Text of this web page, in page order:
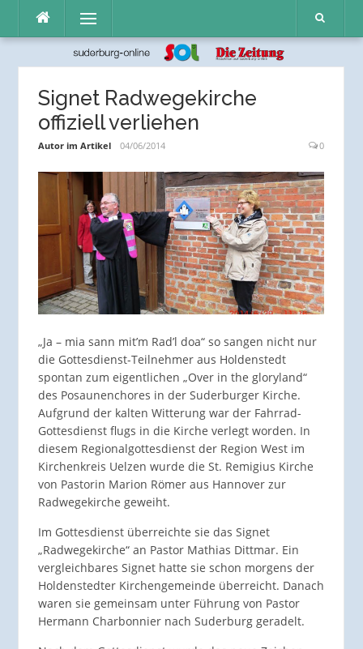
Inhalt
Menü
Signet Radwegekirche
offiziell verliehen
Autor im Artikel 04/06/2014 0
„Ja – mia sann mit’m Rad’l doa“ so sangen nicht nur
die Gottesdienst-Teilnehmer aus Holdenstedt
spontan zum eigentlichen „Over in the gloryland“
des Posaunenchores in der Suderburger Kirche.
Aufgrund der kalten Witterung war der Fahrrad-
Gottesdienst flugs in die Kirche verlegt worden. In
diesem Regionalgottesdienst der Region West im
Kirchenkreis Uelzen wurde die St. Remigius Kirche
von Pastorin Marion Römer aus Hannover zur
Radwegekirche geweiht.
Im Gottesdienst überreichte sie das Signet
„Radwegekirche“ an Pastor Mathias Dittmar. Ein
vergleichbares Signet hatte sie schon morgens der
Holdenstedter Kirchengemeinde überreicht. Danach
waren sie gemeinsam unter Führung von Pastor
Hermann Charbonnier nach Suderburg geradelt.